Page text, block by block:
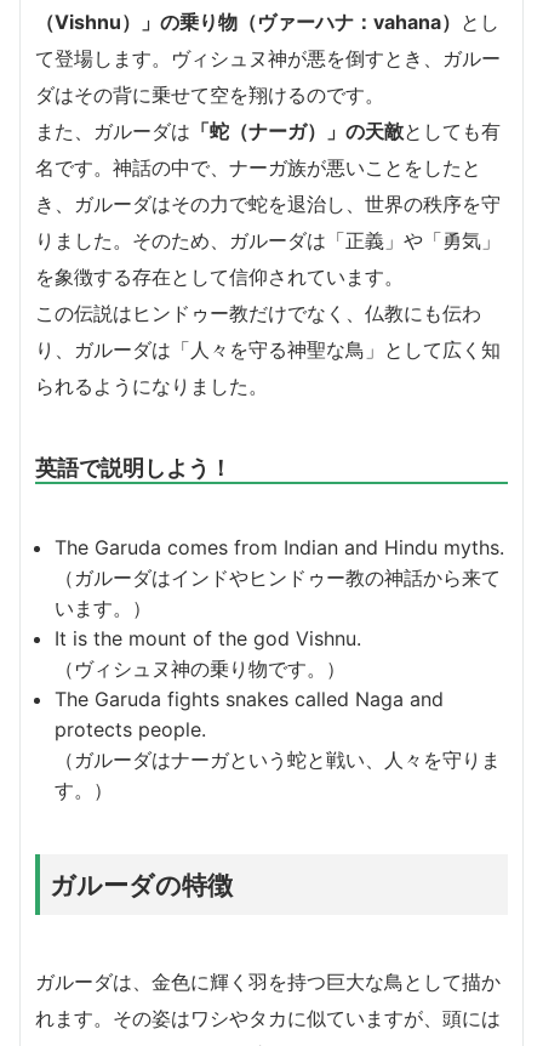
（Vishnu）」の乗り物（ヴァーハナ：vahana） とし
て登場します。ヴィシュヌ神が悪を倒すとき、ガルー
ダはその背に乗せて空を翔けるのです。
また、ガルーダは 「蛇（ナーガ）」の天敵としても有
名です。神話の中で、ナーガ族が悪いことをしたと
き、ガルーダはその力で蛇を退治し、世界の秩序を守
りました。そのため、ガルーダは「正義」や「勇気」
を象徴する存在として信仰されています。
この伝説はヒンドゥー教だけでなく、仏教にも伝わ
り、ガルーダは「人々を守る神聖な鳥」として広く知
られるようになりました。
英語で説明しよう！
The Garuda comes from Indian and Hindu myths.
（ガルーダはインドやヒンドゥー教の神話から来て
います。）
It is the mount of the god Vishnu.
（ヴィシュヌ神の乗り物です。）
The Garuda fights snakes called Naga and
protects people.
（ガルーダはナーガという蛇と戦い、人々を守りま
す。）
ガルーダの特徴
ガルーダは、金色に輝く羽を持つ巨大な鳥として描か
れます。その姿はワシやタカに似ていますが、頭には